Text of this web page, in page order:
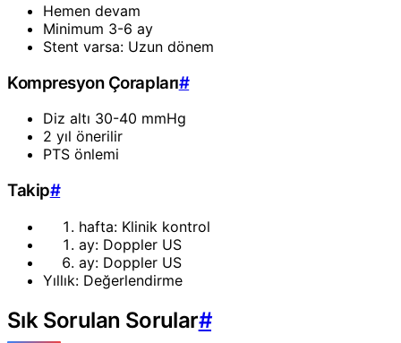
Hemen devam
Minimum 3-6 ay
Stent varsa: Uzun dönem
Kompresyon Çorapları#
Diz altı 30-40 mmHg
2 yıl önerilir
PTS önlemi
Takip#
hafta: Klinik kontrol
ay: Doppler US
ay: Doppler US
Yıllık: Değerlendirme
Sık Sorulan Sorular#